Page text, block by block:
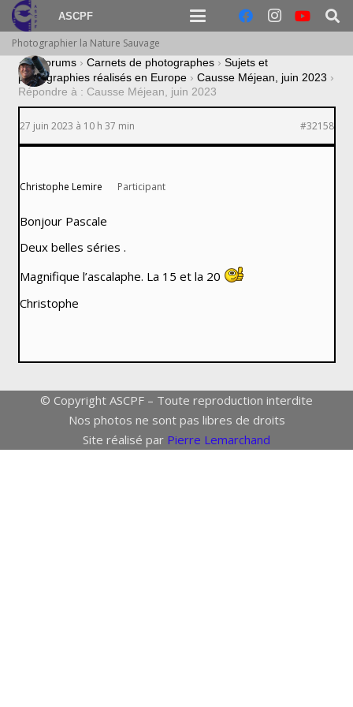
ASCPF
Photographier la Nature Sauvage
› Forums › Carnets de photographes › Sujets et
photographies réalisés en Europe › Causse Méjean, juin 2023 ›
Répondre à : Causse Méjean, juin 2023
27 juin 2023 à 10 h 37 min #32158
Christophe Lemire Participant
Bonjour Pascale
Deux belles séries .
Magnifique l’ascalaphe. La 15 et la 20
Christophe
© Copyright ASCPF – Toute reproduction interdite
Nos photos ne sont pas libres de droits
Site réalisé par Pierre Lemarchand